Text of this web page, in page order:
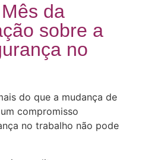
da
sobre a
no
do que a mudança de
compromisso
no trabalho não pode